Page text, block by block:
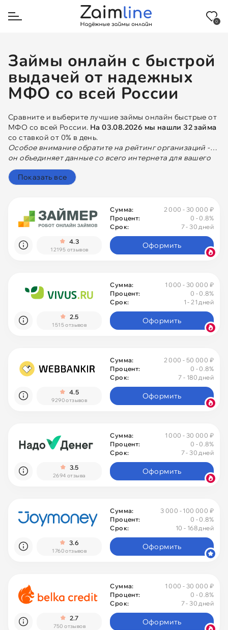
На карту
На Сбербанк
На Тинькофф
Через СБП
Первый под 0
Быстрые
До зарплаты
С плохой КИ
0
Займы онлайн с быстрой
выдачей от надежных
МФО со всей России
Сравните и выберите лучшие займы онлайн быстрые от
МФО со всей России. На 03.08.2026 мы нашли 32 займа
со ставкой от 0% в день.
Особое внимание обратите на рейтинг организаций -
он объединяет данные со всего интернета для вашего
удобства! Рекомендуем отправлять заявку в несколько
МФО для повышения шансов на выдачу денег.
Показать все
Сумма:
2 000 - 30 000 ₽
Процент:
0 - 0.8%
Срок:
7 - 30 дней
4.3
12195 отзывов Оформить
Сумма:
1 000 - 30 000 ₽
Процент:
0 - 0.8%
Срок:
1 - 21 дней
2.5
1515 отзывов Оформить
Сумма:
2 000 - 50 000 ₽
Процент:
0 - 0.8%
Срок:
7 - 180 дней
4.5
9290 отзывов Оформить
Сумма:
1 000 - 30 000 ₽
Процент:
0 - 0.8%
Срок:
7 - 30 дней
3.5
2694 отзыва Оформить
Сумма:
3 000 - 100 000 ₽
Процент:
0 - 0.8%
Срок:
10 - 168 дней
3.6
1760 отзывов Оформить
Сумма:
1 000 - 30 000 ₽
Процент:
0 - 0.8%
Срок:
7 - 30 дней
2.7
750 отзывов Оформить